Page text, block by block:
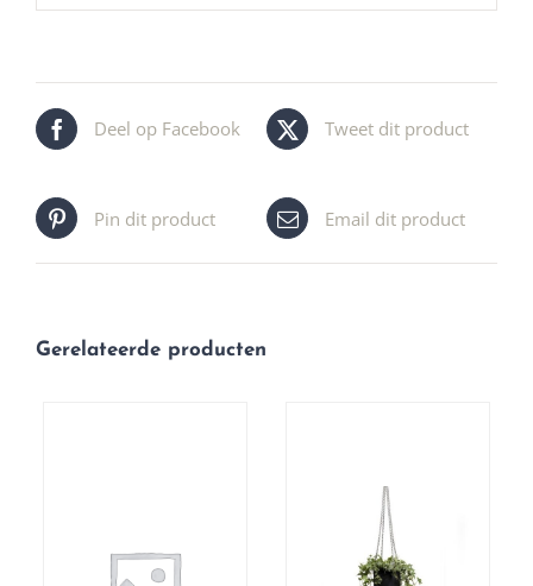
Deel op Facebook Tweet dit product
Pin dit product Email dit product
Gerelateerde producten